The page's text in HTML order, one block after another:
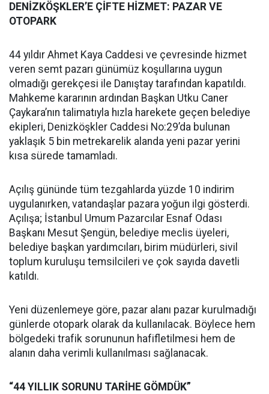
DENİZKÖŞKLER’E ÇİFTE HİZMET: PAZAR VE
OTOPARK
44 yıldır Ahmet Kaya Caddesi ve çevresinde hizmet
veren semt pazarı günümüz koşullarına uygun
olmadığı gerekçesi ile Danıştay tarafından kapatıldı.
Mahkeme kararının ardından Başkan Utku Caner
Çaykara’nın talimatıyla hızla harekete geçen belediye
ekipleri, Denizköşkler Caddesi No:29’da bulunan
yaklaşık 5 bin metrekarelik alanda yeni pazar yerini
kısa sürede tamamladı.
Açılış gününde tüm tezgahlarda yüzde 10 indirim
uygulanırken, vatandaşlar pazara yoğun ilgi gösterdi.
Açılışa; İstanbul Umum Pazarcılar Esnaf Odası
Başkanı Mesut Şengün, belediye meclis üyeleri,
belediye başkan yardımcıları, birim müdürleri, sivil
toplum kuruluşu temsilcileri ve çok sayıda davetli
katıldı.
Yeni düzenlemeye göre, pazar alanı pazar kurulmadığı
günlerde otopark olarak da kullanılacak. Böylece hem
bölgedeki trafik sorununun hafifletilmesi hem de
alanın daha verimli kullanılması sağlanacak.
“44 YILLIK SORUNU TARİHE GÖMDÜK”